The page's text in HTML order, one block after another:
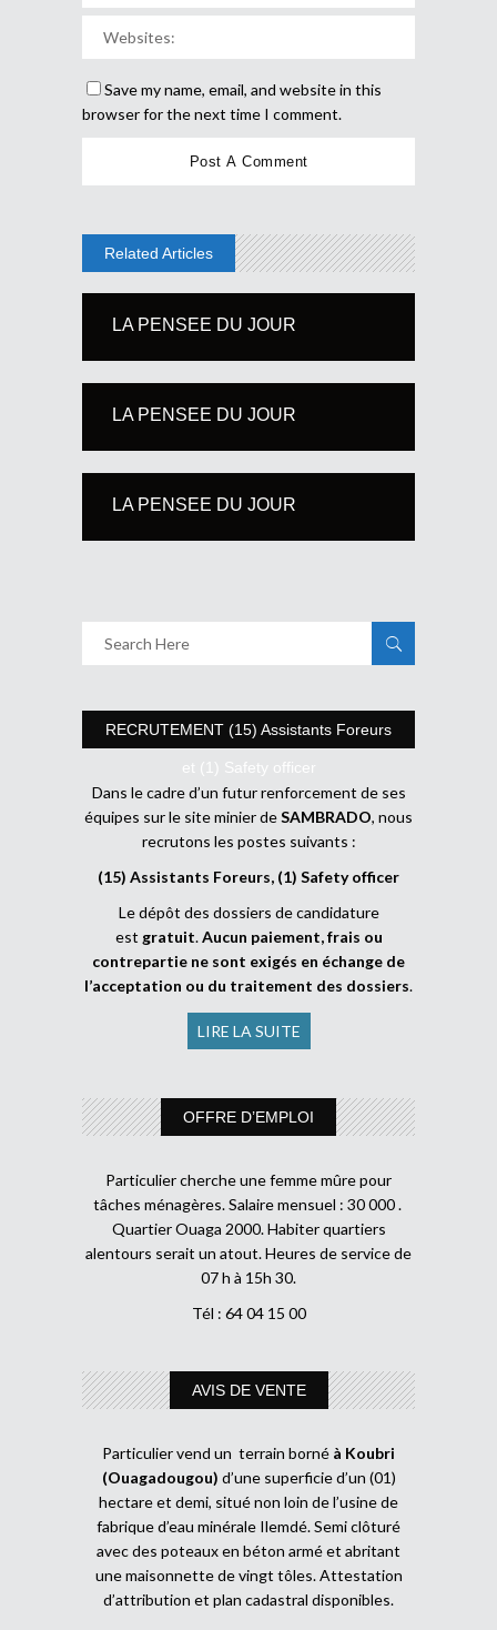
Save my name, email, and website in this
browser for the next time I comment.
Related Articles
LA PENSEE DU JOUR
LA PENSEE DU JOUR
LA PENSEE DU JOUR
RECRUTEMENT (15) Assistants Foreurs
et (1) Safety officer
Dans le cadre d’un futur renforcement de ses
équipes sur le site minier deSAMBRADO, nous
recrutons les postes suivants :
(15) Assistants Foreurs, (1) Safety officer
Le dépôt des dossiers de candidature
est gratuit.Aucun paiement, frais ou
contrepartie ne sont exigés en échange de
l’acceptation ou du traitement des dossiers.
LIRE LA SUITE
OFFRE D’EMPLOI
Particulier cherche une femme mûre pour
tâches ménagères. Salaire mensuel : 30 000 .
Quartier Ouaga 2000. Habiter quartiers
alentours serait un atout. Heures de service de
07 h à 15h 30.
Tél : 64 04 15 00
AVIS DE VENTE
Particulier vend un terrain borné à Koubri
(Ouagadougou) d’une superficie d’un (01)
hectare et demi, situé non loin de l’usine de
fabrique d’eau minérale Ilemdé. Semi clôturé
avec des poteaux en béton armé et abritant
une maisonnette de vingt tôles. Attestation
d’attribution et plan cadastral disponibles.